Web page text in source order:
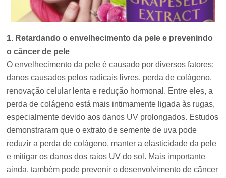
1. Retardando o envelhecimento da pele e prevenindo
o câncer de pele
O envelhecimento da pele é causado por diversos fatores:
danos causados pelos radicais livres, perda de colágeno,
renovação celular lenta e redução hormonal. Entre eles, a
perda de colágeno está mais intimamente ligada às rugas,
especialmente devido aos danos UV prolongados. Estudos
demonstraram que o extrato de semente de uva pode
reduzir a perda de colágeno, manter a elasticidade da pele
e mitigar os danos dos raios UV do sol. Mais importante
ainda, também pode prevenir o desenvolvimento de câncer